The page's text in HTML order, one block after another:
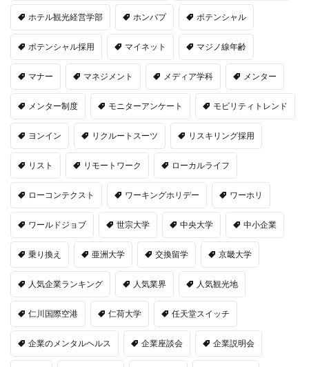
ホテル観光経営学部 ホンバプ ポテンシャル
ポテンシャル採用 マイネット マジノ線年齢
マナー マネジメント メディア学科 メンター
メンター制度 モニターアンケート モビリティトレンド
ヨンイン リクルートスーツ リスキリング採用
リスト リモートワーク ローカルライフ
ローコンテクスト ワーキングホリデー ワーホリ
ワールドジョブ 世宗大学 中央大学 中小企業
乗り換え 亜洲大学 交換留学 京畿大学
人気企業ランキング 人気業界 人気観光地
仁川国際空港 仁荷大学 任天堂スイッチ
企業のメンタルヘルス 企業座談会 企業説明会